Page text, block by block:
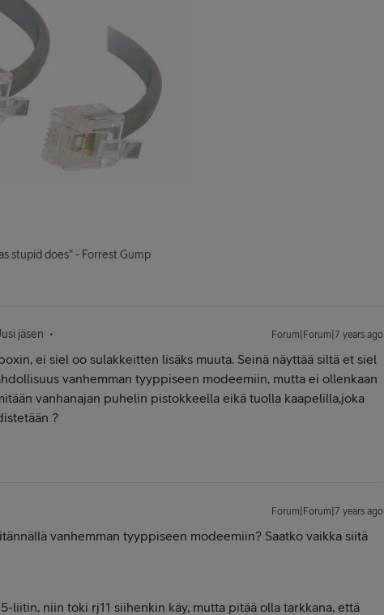
stupid does" - Forrest Gump
jäsen Forum|Forum|7 years ago
ei siel oo sulakkeitten lisäks muuta. Seinä näyttää siltä et siel
vanhemman tyyppiseen modeemiin, mutta ei ollenkaan
vanhanajan puhelin pistokkeella eikä tuolla kaapelilla,joka
?
Forum|Forum|7 years ago
vanhemman tyyppiseen modeemiin? Saatko vaikka siitä
liitin, niin toki rj11 siihenkin käy, mutta pitää olla tarkkana, että